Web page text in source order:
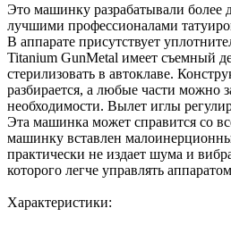
Это машинку разрабатывали более
лучшими профессионалами
В аппарате присутствует
Titanium GunMetal имеет съемный
стерилизовать в автоклаве.
разбирается, а любые части можно
необходимости. Вылет иглы
Эта машинка может справится со
машинку вставлен
практически не издает шума и
которого легче управлять
Характеристики: